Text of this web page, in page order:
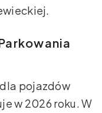
dla pojazdów
w 2026 roku. W